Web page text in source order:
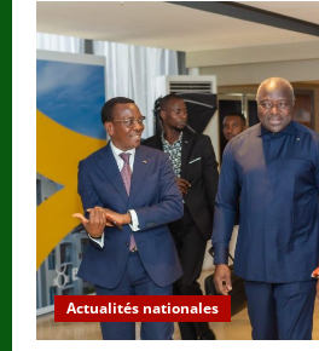
Actualités nationales